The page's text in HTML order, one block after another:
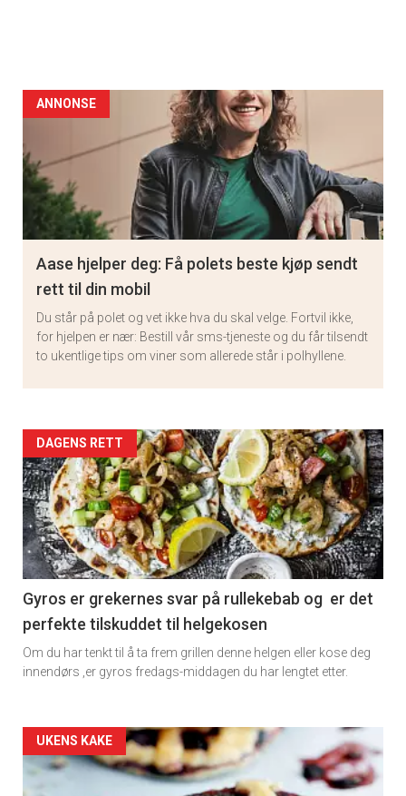
ANNONSE
Aase hjelper deg: Få polets beste kjøp sendt
rett til din mobil
Du står på polet og vet ikke hva du skal velge. Fortvil ikke,
for hjelpen er nær: Bestill vår sms-tjeneste og du får tilsendt
to ukentlige tips om viner som allerede står i polhyllene.
Artikler
detail
-
section
11
DAGENS RETT
Gyros er grekernes svar på rullekebab og er det
perfekte tilskuddet til helgekosen
Om du har tenkt til å ta frem grillen denne helgen eller kose deg
innendørs ,er gyros fredags-middagen du har lengtet etter.
Artikler
detail
UKENS KAKE